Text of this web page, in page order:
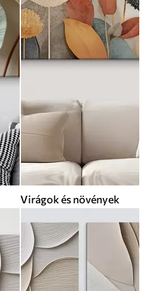
Virágok és növények